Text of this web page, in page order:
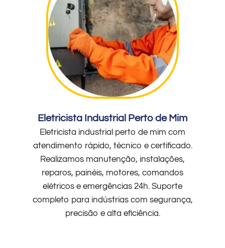
Eletricista Industrial Perto de Mim
Eletricista industrial perto de mim com
atendimento rápido, técnico e certificado.
Realizamos manutenção, instalações,
reparos, painéis, motores, comandos
elétricos e emergências 24h. Suporte
completo para indústrias com segurança,
precisão e alta eficiência.